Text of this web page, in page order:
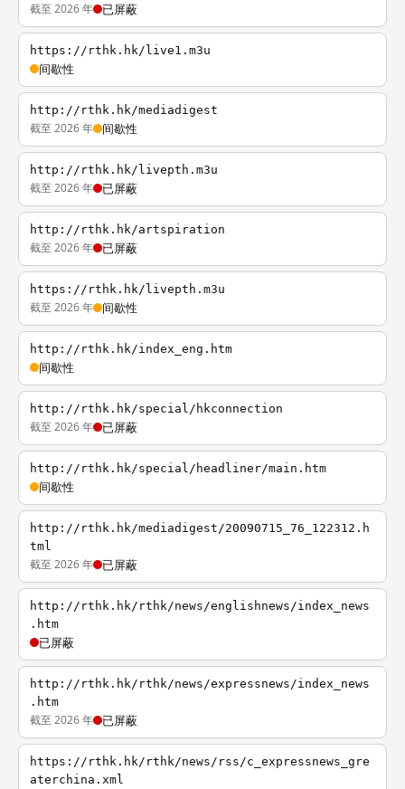
截至 2026 年 已屏蔽
https://rthk.hk/live1.m3u
间歇性
http://rthk.hk/mediadigest
截至 2026 年 间歇性
http://rthk.hk/livepth.m3u
截至 2026 年 已屏蔽
http://rthk.hk/artspiration
截至 2026 年 已屏蔽
https://rthk.hk/livepth.m3u
截至 2026 年 间歇性
http://rthk.hk/index_eng.htm
间歇性
http://rthk.hk/special/hkconnection
截至 2026 年 已屏蔽
http://rthk.hk/special/headliner/main.htm
间歇性
http://rthk.hk/mediadigest/20090715_76_122312.h
tml
截至 2026 年 已屏蔽
http://rthk.hk/rthk/news/englishnews/index_news
.htm
已屏蔽
http://rthk.hk/rthk/news/expressnews/index_news
.htm
截至 2026 年 已屏蔽
https://rthk.hk/rthk/news/rss/c_expressnews_gre
aterchina.xml